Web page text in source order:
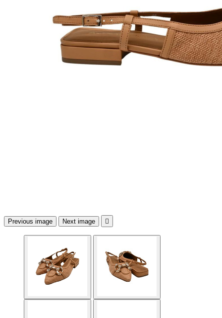
Previous image Next image 